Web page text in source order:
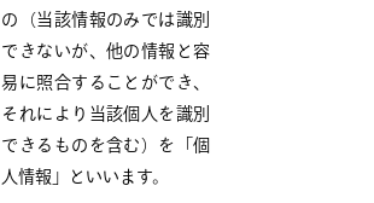
の（当該情報のみでは識別
できないが、他の情報と容
易に照合することができ、
それにより当該個人を識別
できるものを含む）を「個
人情報」といいます。